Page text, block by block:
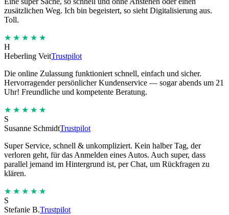
zusätzlichen Weg. Ich bin begeistert, so sieht Digitalisierung aus.
Toll.
★★★★★
H
Heberling VeitTrustpilot
Die online Zulassung funktioniert schnell, einfach und sicher.
Hervorragender persönlicher Kundenservice — sogar abends um 21
Uhr! Freundliche und kompetente Beratung.
★★★★★
S
Susanne SchmidtTrustpilot
Super Service, schnell & unkompliziert. Kein halber Tag, der
verloren geht, für das Anmelden eines Autos. Auch super, dass
parallel jemand im Hintergrund ist, per Chat, um Rückfragen zu
klären.
★★★★★
S
Stefanie B.Trustpilot